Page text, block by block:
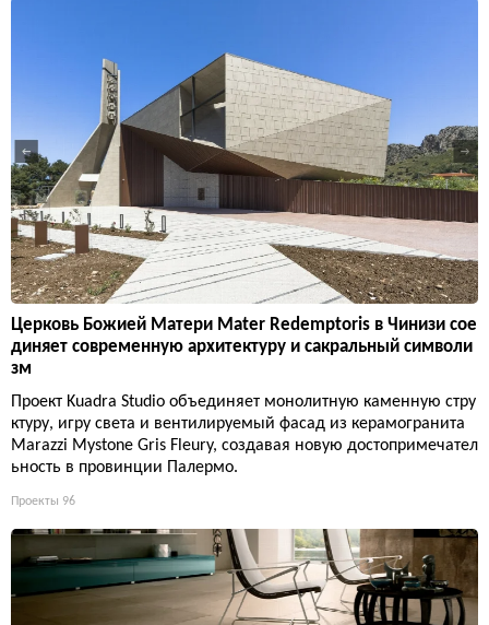
Церковь Божией Матери Mater Redemptoris в Чинизи сое
диняет современную архитектуру и сакральный символи
зм
Проект Kuadra Studio объединяет монолитную каменную стру
ктуру, игру света и вентилируемый фасад из керамогранита
Marazzi Mystone Gris Fleury, создавая новую достопримечател
ьность в провинции Палермо.
Проекты 96